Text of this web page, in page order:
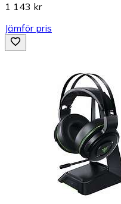
1 143 kr
Jämför pris